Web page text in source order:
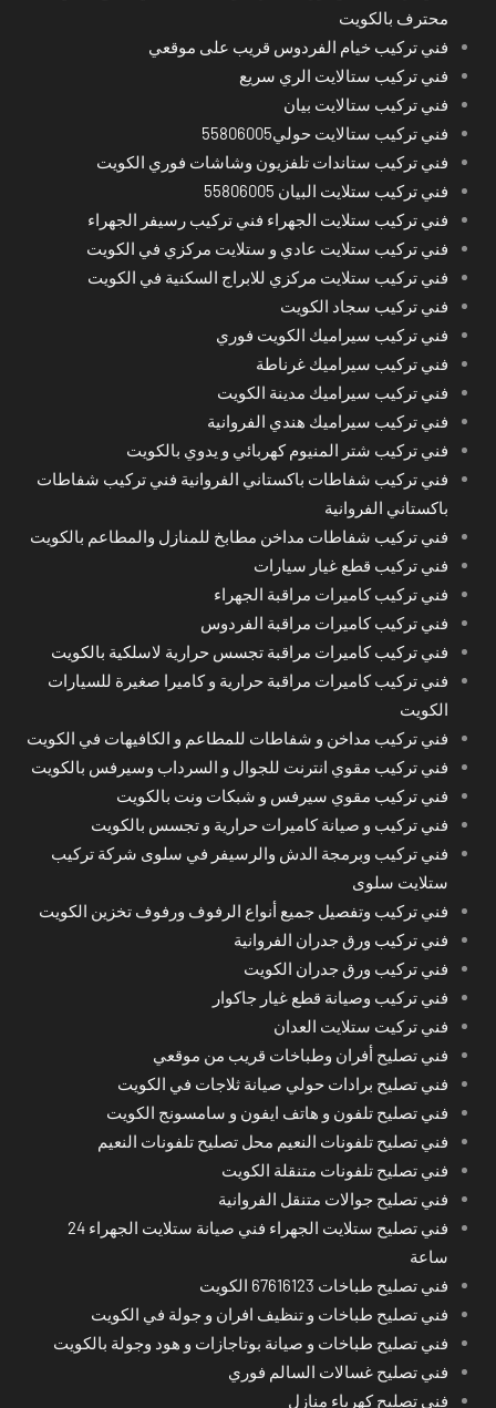
محترف بالكويت
فني تركيب خيام الفردوس قريب على موقعي
فني تركيب ستالايت الري سريع
فني تركيب ستالايت بيان
فني تركيب ستالايت حولي55806005
فني تركيب ستاندات تلفزيون وشاشات فوري الكويت
فني تركيب ستلايت البيان 55806005
فني تركيب ستلايت الجهراء فني تركيب رسيفر الجهراء
فني تركيب ستلايت عادي و ستلايت مركزي في الكويت
فني تركيب ستلايت مركزي للابراج السكنية في الكويت
فني تركيب سجاد الكويت
فني تركيب سيراميك الكويت فوري
فني تركيب سيراميك غرناطة
فني تركيب سيراميك مدينة الكويت
فني تركيب سيراميك هندي الفروانية
فني تركيب شتر المنيوم كهربائي و يدوي بالكويت
فني تركيب شفاطات باكستاني الفروانية فني تركيب شفاطات
باكستاني الفروانية
فني تركيب شفاطات مداخن مطابخ للمنازل والمطاعم بالكويت
فني تركيب قطع غيار سيارات
فني تركيب كاميرات مراقبة الجهراء
فني تركيب كاميرات مراقبة الفردوس
فني تركيب كاميرات مراقبة تجسس حرارية لاسلكية بالكويت
فني تركيب كاميرات مراقبة حرارية و كاميرا صغيرة للسيارات
الكويت
فني تركيب مداخن و شفاطات للمطاعم و الكافيهات في الكويت
فني تركيب مقوي انترنت للجوال و السرداب وسيرفس بالكويت
فني تركيب مقوي سيرفس و شبكات ونت بالكويت
فني تركيب و صيانة كاميرات حرارية و تجسس بالكويت
فني تركيب وبرمجة الدش والرسيفر في سلوى شركة تركيب
ستلايت سلوى
فني تركيب وتفصيل جميع أنواع الرفوف ورفوف تخزين الكويت
فني تركيب ورق جدران الفروانية
فني تركيب ورق جدران الكويت
فني تركيب وصيانة قطع غيار جاكوار
فني تركيت ستلايت العدان
فني تصليح أفران وطباخات قريب من موقعي
فني تصليح برادات حولي صيانة ثلاجات في الكويت
فني تصليح تلفون و هاتف ايفون و سامسونج الكويت
فني تصليح تلفونات النعيم محل تصليح تلفونات النعيم
فني تصليح تلفونات متنقلة الكويت
فني تصليح جوالات متنقل الفروانية
فني تصليح ستلايت الجهراء فني صيانة ستلايت الجهراء 24
ساعة
فني تصليح طباخات 67616123 الكويت
فني تصليح طباخات و تنظيف افران و جولة في الكويت
فني تصليح طباخات و صيانة بوتاجازات و هود وجولة بالكويت
فني تصليح غسالات السالم فوري
فني تصليح كهرباء منازل